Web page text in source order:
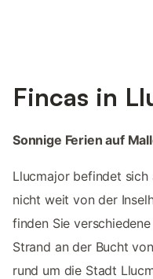
Fincas in
Sonnige Ferien auf
Llucmajor befindet sich
nicht weit von der
finden Sie
Strand an der Bucht
rund um die Stadt